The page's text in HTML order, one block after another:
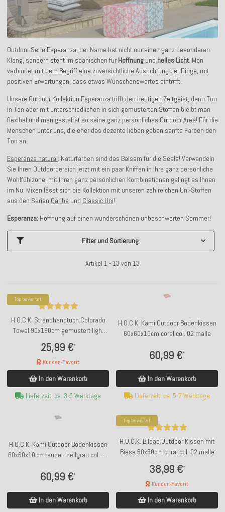
Outdoor Serie Esperanza, der Name hat nicht nur einen ganz besonderen
Klang, sondern steht im spanischen für Hoffnung und helles Licht. Man
verbindet mit dem Begriff eine zuversichtliche Ausrichtung der Dinge, mit
positiven Erwartungen, dass etwas Wünschenswertes eintrifft.
Unsere Outdoor Kollektion Esperanza trifft den heutigen Zeitgeist, denn Ton
in Ton aber mit unterschiedlichen in sich gemusterten Stoffen bleibt man
flexibel und man gestaltet so seine ganz persönliches Outdoor Area! Für die
Menschen unter uns, die eher das dezente lieben geben sanfte Farben den
Ton an.
Esperanza natural: Naturfarben sind das Balsam für die Seele! Verwandeln
Sie Ihren Outdoorbereich jetzt mit ein paar Kniffen in Ihre ganz persönliche
Wohlfühlzone, mit Ihren ganz persönlichen Kombinationen gelingt es Ihnen
im Nu. Mixen lässt sich die Kollektion mit unseren zahlreichen Uni-Stoffen
aus den Serien Caribe und Classic Uni!
Esperanza: Hoffnung auf einen wunderschönen unbeschwerten Sommer!
Filter und Sortierung
Artikel 1 - 13 von 13
Top bewertet
H.O.C.K. Strandhandtuch Colorado
Towel 90x180cm gemustert light
blue hellblau 4016
25,99 €*
Kunden-Favorit
In den Warenkorb
Lieferzeit: ca. 3-5 Werktage
H.O.C.K. Kami Outdoor Bodenkissen
60x60x10cm coral col. 02 malle
60,99 €*
In den Warenkorb
Lieferzeit: ca. 5-7 Werktage
H.O.C.K. Kami Outdoor Bodenkissen
60x60x10cm taupe - hellgrau col. 01
60,99 €*
In den Warenkorb
Top bewertet
H.O.C.K. Bilbao Outdoor Kissen mit
Biese 60x60cm coral col. 02 malle
38,99 €*
Kunden-Favorit
In den Warenkorb